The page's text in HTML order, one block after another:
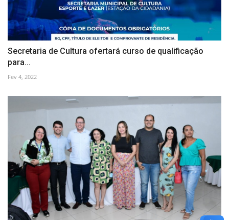
Secretaria de Cultura ofertará curso de qualificação
para...
Fev 4, 2022